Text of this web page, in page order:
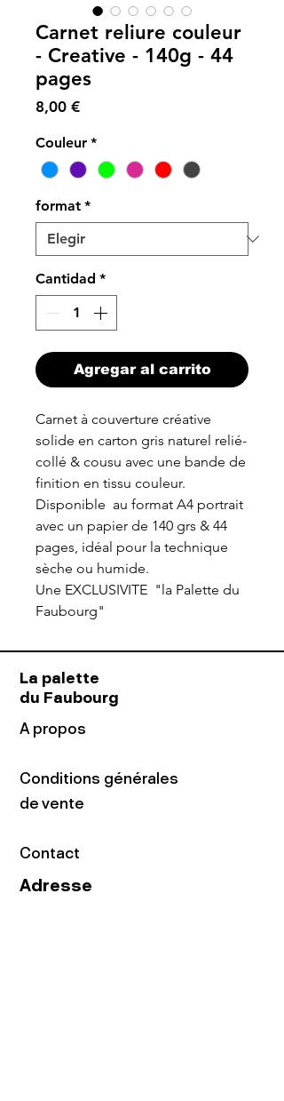
Carnet reliure couleur
- Creative - 140g - 44
pages
8,00 €Precio
Couleur *
format *
Cantidad *
Agregar al carrito
Carnet à couverture créative
solide en carton gris naturel relié-
collé & cousu avec une bande de
finition en tissu couleur.
Disponible au format A4 portrait
avec un papier de 140 grs & 44
pages, idéal pour la technique
sèche ou humide.
Une EXCLUSIVITE "la Palette du
Faubourg"
La palette
du Faubourg
A propos
Conditions générales
de vente
Contact
Adresse